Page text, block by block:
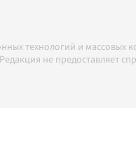
технологий и массовых
не предоставляет